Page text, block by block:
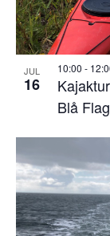
JUL
16
Blå
10:00 -